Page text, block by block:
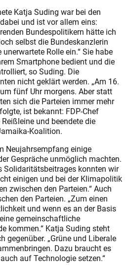
Katja Suding war bei den
und ist vor allem eins:
Bundespolitikern hätte ich
selbst die Bundeskanzlerin
Rolle ein.“ Sie habe
Smartphone bedient und die
so Suding. Die
nicht geklärt werden. „Am 16.
fünf Uhr morgens. Aber statt
sich die Parteien immer mehr
ist bekannt: FDP-Chef
und beendete die
Koalition.
Neujahrsempfang einige
Gespräche unmöglich machten.
Solidaritätsbeitrages konnten wir
einigen und bei der Klimapolitik
zwischen den Parteien.“ Auch
den Parteien. „Zum einen
und wenn es an der Basis
gemeinschaftliche
kommen.“ Katja Suding steht
gegenüber. „Grüne und Liberale
Dazu braucht es
auf Technologie setzen.“